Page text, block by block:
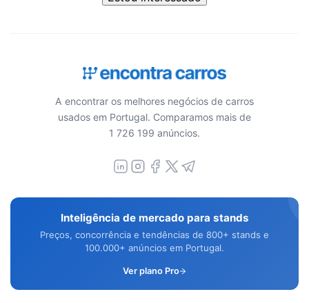
A encontrar os melhores negócios de carros
usados em Portugal. Comparamos mais de
1 726 199 anúncios.
Inteligência de mercado para stands
Preços, concorrência e tendências de 800+ stands e
100.000+ anúncios em Portugal.
Ver plano Pro